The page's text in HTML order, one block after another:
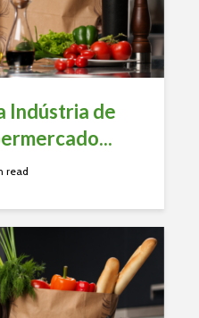
Indústria de
read